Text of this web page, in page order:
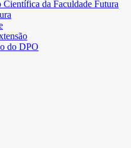
Científica da Faculdade Futura
do DPO